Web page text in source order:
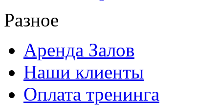
Разное
Аренда Залов
Наши клиенты
Оплата тренинга